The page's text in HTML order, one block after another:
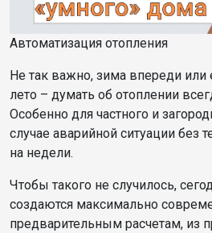
Автоматизация отопления
Не так важно, зима впереди или
лето – думать об отоплении
Особенно для частного и
случае аварийной ситуации без
на недели.
Чтобы такого не случилось,
создаются максимально
предварительным расчетам, из